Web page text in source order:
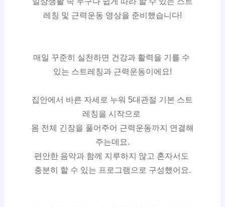
레칭 및 근력운동 영상을 준비했습니다!
매일 꾸준히 실천하면 건강과 활력을 기를 수
있는 스트레칭과 근력운동이에요!
집안에서 바른 자세로 누워 5대관절 기본 스트
레칭을 시작으로
몸 전체 긴장을 풀어주어 근력운동까지 연결해
주는데요.
편안한 음악과 함께 지루하지 않고 혼자서도
충분히 할 수 있는 프로그램으로 구성했어요.